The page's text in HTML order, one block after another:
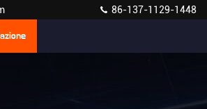
86-137-1129-1448